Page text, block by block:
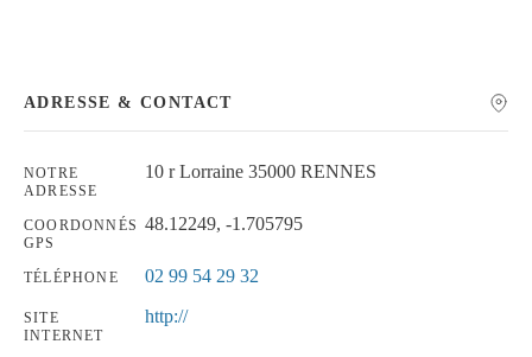
ADRESSE & CONTACT
NOTRE
ADRESSE
10 r Lorraine 35000 RENNES
COORDONNÉS
GPS
48.12249, -1.705795
TÉLÉPHONE 02 99 54 29 32
SITE
INTERNET
http://